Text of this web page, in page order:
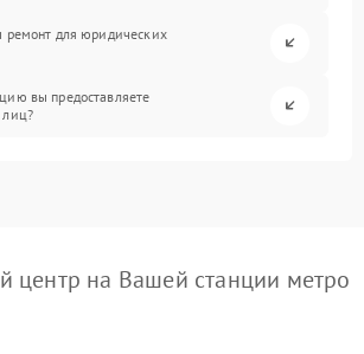
ремонт для юридических
вы предоставляете
центр на Вашей станции метро